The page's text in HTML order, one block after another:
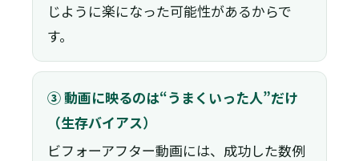
じように楽になった可能性があるからで
す。
③ 動画に映るのは“うまくいった人”だけ
（生存バイアス）
ビフォーアフター動画には、成功した数例